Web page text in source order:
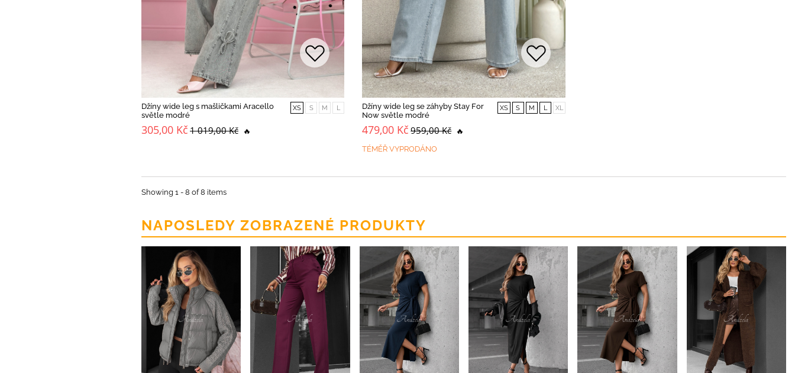
Džíny wide leg s mašličkami Aracello
světle modré
305,00 Kč 1 019,00 Kč 🔥
XS S M L
Džíny wide leg se záhyby Stay For
Now světle modré
479,00 Kč 959,00 Kč 🔥
XS S M L XL
TÉMĚŘ VYPRODÁNO
Showing 1 - 8 of 8 items
NAPOSLEDY ZOBRAZENÉ PRODUKTY